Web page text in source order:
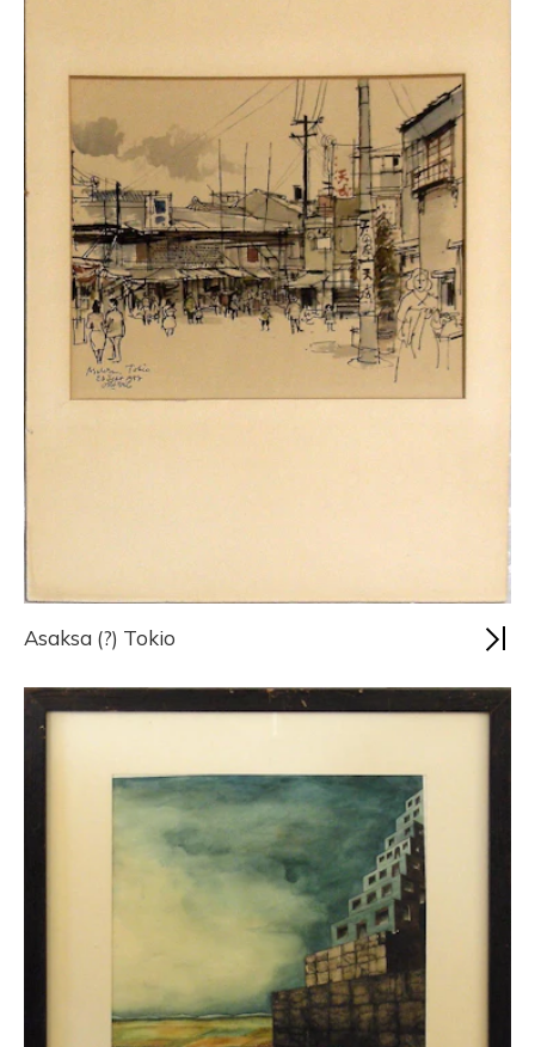
Asaksa (?) Tokio